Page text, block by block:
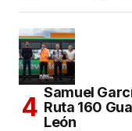
Samuel
Ruta 160
León